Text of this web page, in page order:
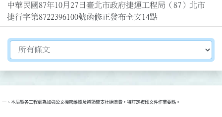
中華民國87年10月27日臺北市政府捷運工程局（87）北市
捷行字第8722396100號函修正發布全文14點
切換選擇法規資訊內容
一、本局暨各工程處為加強公文機密維護及撙節開支杜絕浪費，特訂定複印文件作業要點。